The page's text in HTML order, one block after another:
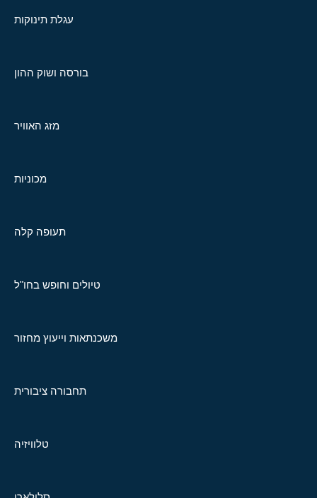
עגלת תינוקות
בורסה ושוק ההון
מזג האוויר
מכוניות
תעופה קלה
טיולים וחופש בחו"ל
משכנתאות וייעוץ מחזור
תחבורה ציבורית
טלוויזיה